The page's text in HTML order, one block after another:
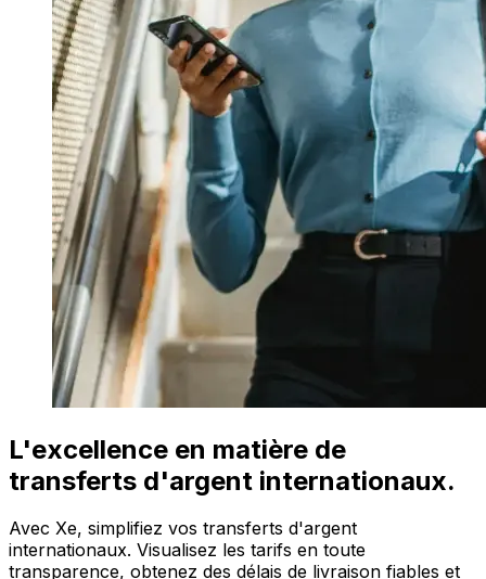
L'excellence en matière de
transferts d'argent internationaux.
Avec Xe, simplifiez vos transferts d'argent
internationaux. Visualisez les tarifs en toute
transparence, obtenez des délais de livraison fiables et